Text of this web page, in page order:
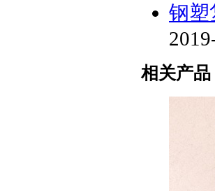
钢塑
相关产品